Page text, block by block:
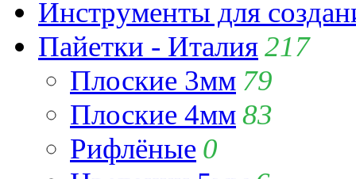
Инструменты для
Пайетки - Италия217
Плоские 3мм 79
Плоские 4мм83
Рифлёные 0